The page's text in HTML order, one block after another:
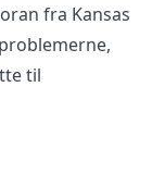
fra Kansas
til